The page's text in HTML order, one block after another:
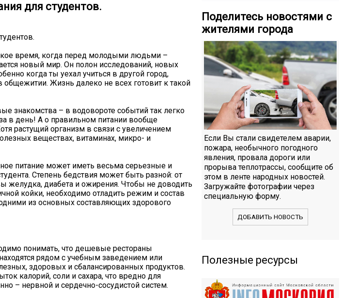
для студентов.
время, когда перед молодыми людьми –
новый мир. Он полон исследований, новых
когда ты уехал учиться в другой город,
Жизнь далеко не всех готовит к такой
знакомства – в водовороте событий так легко
в день! А о правильном питании вообще
растущий организм в связи с увеличением
веществах, витаминах, микро- и
питание может иметь весьма серьезные и
Степень бедствия может быть разной: от
желудка, диабета и ожирения. Чтобы не доводить
койки, необходимо отладить режим и состав
из основных составляющих здорового
понимать, что дешевые рестораны
рядом с учебным заведением или
здоровых и сбалансированных продуктов.
калорий, соли и сахара, что вредно для
– нервной и сердечно-сосудистой систем.
Поделитесь новостями с
жителями города
Если Вы стали свидетелем аварии,
пожара, необычного погодного
явления, провала дороги или
прорыва теплотрассы, сообщите об
этом в ленте народных новостей.
Загружайте фотографии через
специальную форму.
ДОБАВИТЬ НОВОСТЬ
Полезные ресурсы